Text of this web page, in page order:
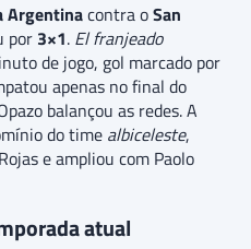
Argentinacontra oSan
por 3×1. El franjeado
de jogo, gol marcado por
apenas no final do
balançou as redes. A
do time albiceleste,
e ampliou com Paolo
atual